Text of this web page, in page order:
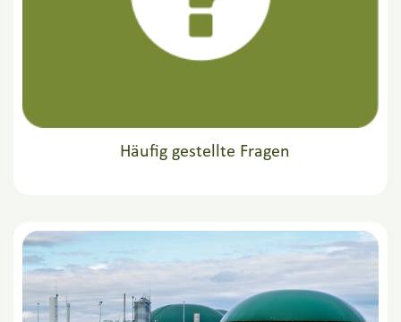
Häufig gestellte Fragen